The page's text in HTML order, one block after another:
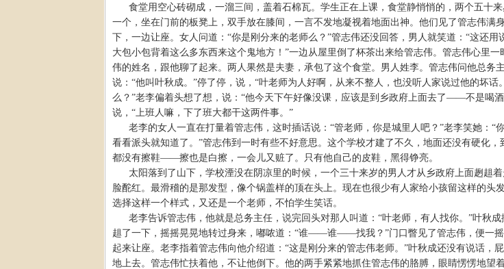
食堂用空心砖砌成，一溜三间，盖着石棉瓦。学生正在上课，食堂静悄悄的，两个五十
一个，坐在门前的板凳上，双手放在膝间，一言不发地凝视着地面出神。他们见了管志伟满
下，一边让座。女人问道：“你是刚分来的老师么？”管志伟还没回答，男人就笑道：“这还用
大包小包背着这么多东西来这个鬼地方！”一边从屋里倒了杯茶出来给管志伟。管志伟心里
伟的姓名，跟他聊了起来。两人果然是夫妻，承包了这个食堂。男人姓李。管志伟问他总务
说：“他叫叶秋成。”停了停，说，“叶老师为人好啊，从来不整人，也没听人家说过他的坏话
么？”老李偏着头想了想，说：“他今天下午好像没课，应该是到乡政府上面去了——不是喝
说，“上班人嘛，下了班大都干这两件事。”
老李的女人一直在打量着管志伟，这时插话说：“管老师，你是城里人吧？”老李笑她：“
看看派头就知道了。”管志伟到一时有些不好意思。这个学校才建了不久，地面还没有硬化，
都没有擦鞋——擦也是白擦，一会儿又赃了。只有他自己的皮鞋，黑得铮亮。
太阳落到了山下，学校湮没在阴凉里的时候，一个三十来岁的男人才从乡政府上面趔趄
脸酡红。最滑稽的是那发型，像个锅盖样的顶在头上。现在也很少有人家给小孩留这样的头
选择这样一个样式，又还是一个老师，不怕学生笑话。
老李告诉管志伟，他就是总务主任，说完回头对那人叫道：“叶老师，有人找你。”叶秋
趄了一下，摇摇晃晃地转过身来，嘟哝道：“谁——谁——找我？”门口瞥见了管志伟，便一
起来让座。老李指着管志伟向他介绍道：“这是刚分来的管志伟老师。”叶秋成还没有说话，
地上去。管志伟忙扶着他，不让他倒下。他的两手紧紧地抓住管志伟的胳膊，眼睛愣愣地望